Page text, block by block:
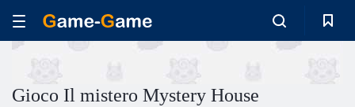
Gioco Il mistero Mystery House